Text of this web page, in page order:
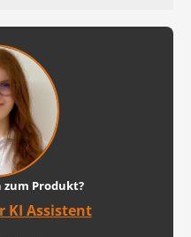
zum Produkt?
KI Assistent